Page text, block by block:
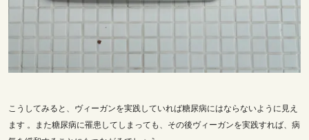
こうしてみると、ヴィーガンを実践していれば糖尿病にはならないように見え
ます 。また糖尿病に罹患してしまっても、その後ヴィーガンを実践すれば、病